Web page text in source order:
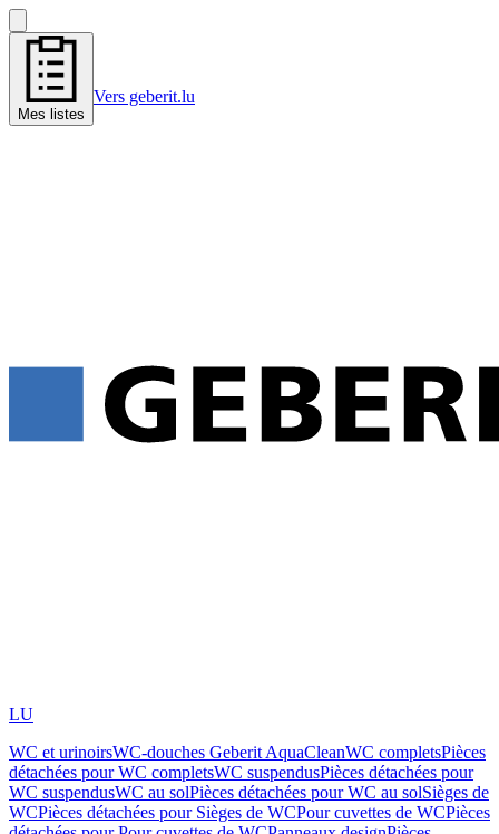
Mes listes
Vers geberit.lu
LU
WC et urinoirsWC-douches Geberit AquaCleanWC completsPièces
détachées pour WC completsWC suspendusPièces détachées pour
WC suspendusWC au solPièces détachées pour WC au solSièges de
WCPièces détachées pour Sièges de WCPour cuvettes de WCPièces